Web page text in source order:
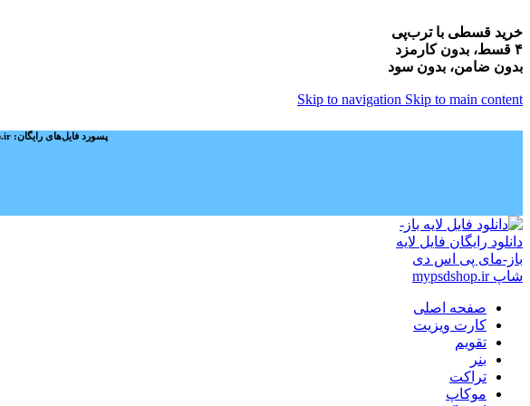
خرید قسطی با ترب‌پی
۴ قسط، بدون کارمزد
بدون ضامن، بدون سود
Skip to navigation Skip to main content
پسورد فایل‌های رایگان: mypsdshop.ir - پشتیبانی: arshiya_ag@yahoo.com
صفحه اصلی
کارت ویزیت
تقویم
بنر
تراکت
موکاپ